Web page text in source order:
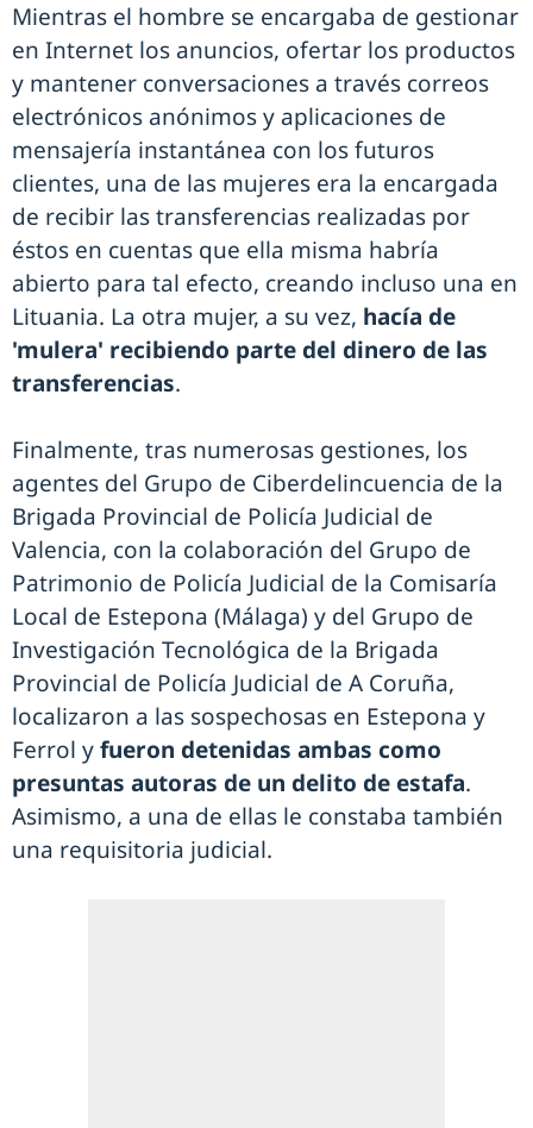
Mientras el hombre se encargaba de gestionar
en Internet los anuncios, ofertar los productos
y mantener conversaciones a través correos
electrónicos anónimos y aplicaciones de
mensajería instantánea con los futuros
clientes, una de las mujeres era la encargada
de recibir las transferencias realizadas por
éstos en cuentas que ella misma habría
abierto para tal efecto, creando incluso una en
Lituania. La otra mujer, a su vez, hacía de
'mulera' recibiendo parte del dinero de las
transferencias.
Finalmente, tras numerosas gestiones, los
agentes del Grupo de Ciberdelincuencia de la
Brigada Provincial de Policía Judicial de
Valencia, con la colaboración del Grupo de
Patrimonio de Policía Judicial de la Comisaría
Local de Estepona (Málaga) y del Grupo de
Investigación Tecnológica de la Brigada
Provincial de Policía Judicial de A Coruña,
localizaron a las sospechosas en Estepona y
Ferrol yfueron detenidas ambas como
presuntas autoras de un delito de estafa.
Asimismo, a una de ellas le constaba también
una requisitoria judicial.